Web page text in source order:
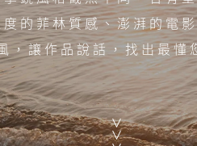
的菲林質感、澎湃的電
，讓作品說話，找出最懂